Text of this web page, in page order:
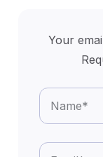
Your